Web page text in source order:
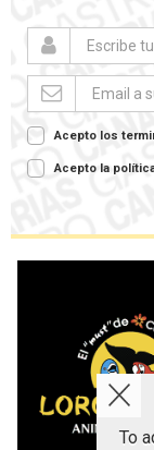
Acepto los
Acepto la
To